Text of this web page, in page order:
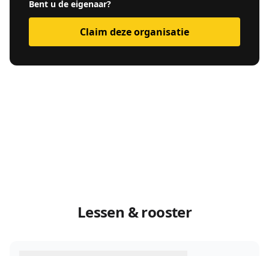
Bent u de eigenaar?
Claim deze organisatie
Lessen & rooster